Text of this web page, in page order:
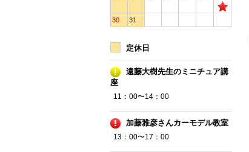
30 31
定休日
遠藤大樹先生のミニチュア講
座
11：00〜14：00
加藤雅彦さんカーモデル教室
13：00〜17：00